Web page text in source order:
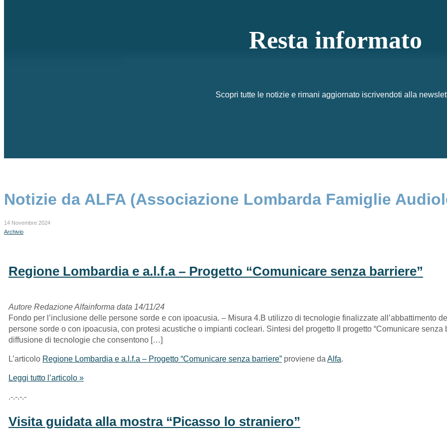
Resta informato
Scopri tutte le notizie e rimani aggiornato iscrivendoti alla
Notizie da ALFA (Associazione Lombarda Famiglie
14 Novembre 2024
Archivio
Regione Lombardia e a.l.f.a – Progetto “Comunicare senza barriere”
Autore Redazione Alfainforma data 14/11/24
Fondo per l’inclusione delle persone sorde e con ipoacusia. – Misura 4.B utilizzo di tecnologie finalizzate all’abbattimento
persone sorde o con ipoacusia, con protesi acustiche o impianti cocleari. Sintesi del progetto Il progetto “Comunicare
diffusione di tecnologie che consentono […]
L’articolo Regione Lombardia e a.l.f.a – Progetto “Comunicare senza barriere” proviene da Alfa.
Leggi tutto l’articolo »
.-.-.-.-
Visita guidata alla mostra “Picasso lo straniero”